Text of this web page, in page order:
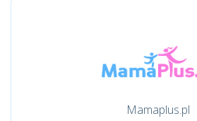
Mamaplus.pl